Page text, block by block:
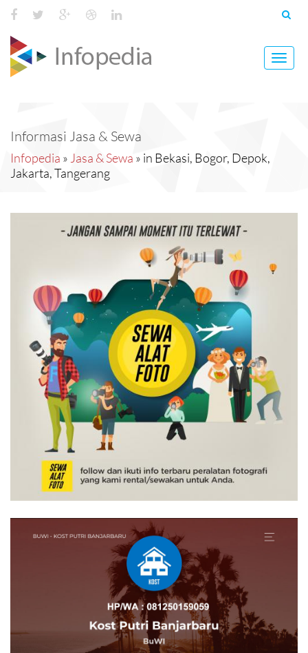
Toggle
Informasi Jasa & Sewa
Infopedia » Jasa & Sewa » in Bekasi, Bogor, Depok,
Jakarta, Tangerang